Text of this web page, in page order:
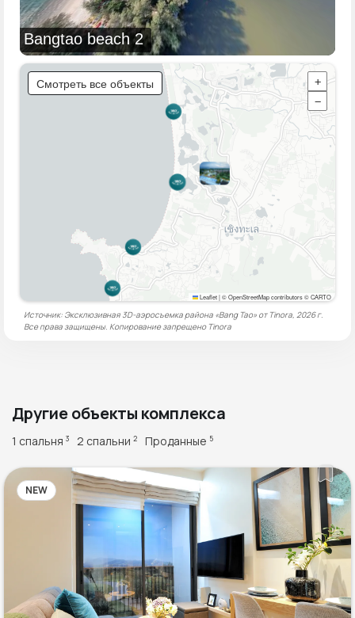
Bangtao beach 2
Смотреть все объекты
+
−
Leaflet|© OpenStreetMap contributors © CARTO
Источник: Эксклюзивная 3D-аэросъемка района «Bang Tao» от Tinora, 2026 г.
Все права защищены. Копирование запрещено Tinora
Другие объекты комплекса
1 спальня 3 2 спальни 2 Проданные 5
NEW